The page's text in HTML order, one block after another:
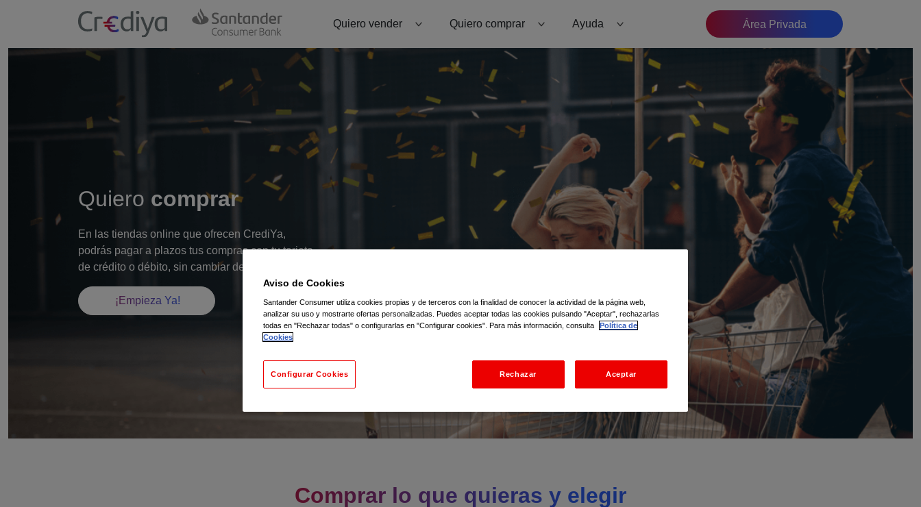
Quiero vender Quiero comprar Ayuda Área Privada
Quiero comprar
En las tiendas online que ofrecen CrediYa,
podrás pagar a plazos tus compras con tu tarjeta
de crédito o débito, sin cambiar de banco.
¡Empieza Ya!
Comprar lo que quieras y elegir
Aviso de Cookies
Santander Consumer utiliza cookies propias y de terceros con la finalidad de conocer la actividad de la página web,
analizar su uso y mostrarte ofertas personalizadas. Puedes aceptar todas las cookies pulsando "Aceptar", rechazarlas
todas en "Rechazar todas" o configurarlas en "Configurar cookies". Para más información, consulta
Política de
Cookies
Configurar Cookies Rechazar Aceptar